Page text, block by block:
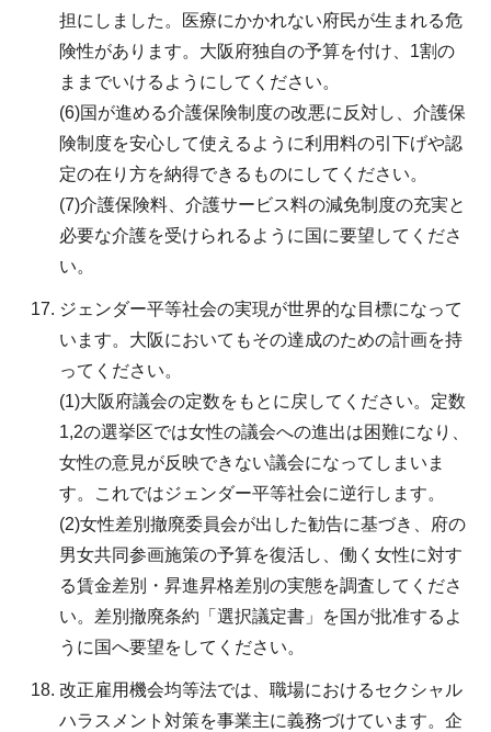
担にしました。医療にかかれない府民が生まれる危
険性があります。大阪府独自の予算を付け、1割の
ままでいけるようにしてください。
(6)国が進める介護保険制度の改悪に反対し、介護保
険制度を安心して使えるように利用料の引下げや認
定の在り方を納得できるものにしてください。
(7)介護保険料、介護サービス料の減免制度の充実と
必要な介護を受けられるように国に要望してくださ
い。
ジェンダー平等社会の実現が世界的な目標になって
います。大阪においてもその達成のための計画を持
ってください。
(1)大阪府議会の定数をもとに戻してください。定数
1,2の選挙区では女性の議会への進出は困難になり、
女性の意見が反映できない議会になってしまいま
す。これではジェンダー平等社会に逆行します。
(2)女性差別撤廃委員会が出した勧告に基づき、府の
男女共同参画施策の予算を復活し、働く女性に対す
る賃金差別・昇進昇格差別の実態を調査してくださ
い。差別撤廃条約「選択議定書」を国が批准するよ
うに国へ要望をしてください。
改正雇用機会均等法では、職場におけるセクシャル
ハラスメント対策を事業主に義務づけています。企